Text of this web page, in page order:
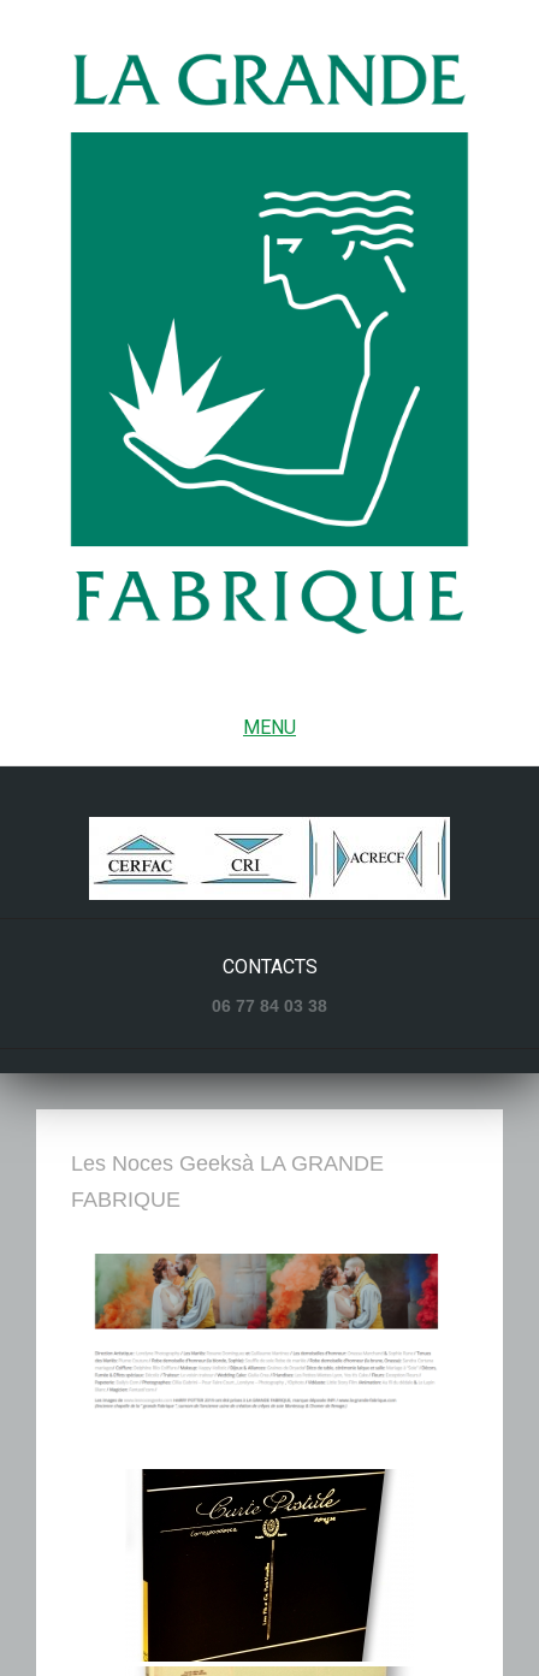
MENU
CONTACTS
06 77 84 03 38
Les Noces Geeksà LA GRANDE
FABRIQUE